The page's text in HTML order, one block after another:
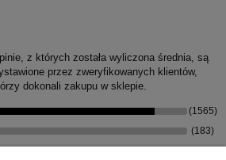
z których została wyliczona średnia, są
przez zweryfikowanych klientów,
dokonali zakupu w sklepie.
(1565)
(183)